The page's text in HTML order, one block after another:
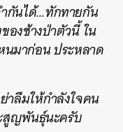
กันได้…ทักทายกัน
องช้างป่าตัวนี้ใน
นมาก่อนประหลาด
าลืมให้กำลังใจคน
สูญพันธุ์นะครับ